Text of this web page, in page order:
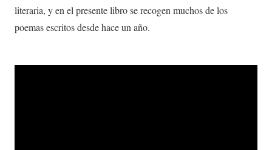
literaria, y en el presente libro se recogen muchos de los
poemas escritos desde hace un año.